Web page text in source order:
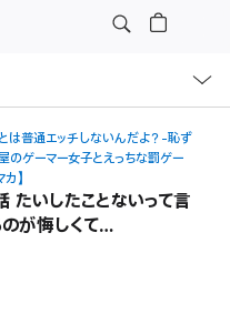
は普通エッチしないんだよ？-恥ず
のゲーマー女子とえっちな罰ゲー
】
たいしたことないって言
が悔しくて…